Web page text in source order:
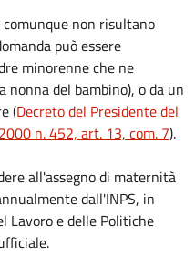
non risultano
può essere
minorenne che ne
nonna del bambino), o da un
(Decreto del Presidente del
n. 452, art. 13, com. 7).
all'assegno di maternità
dall'INPS, in
Lavoro e delle Politiche